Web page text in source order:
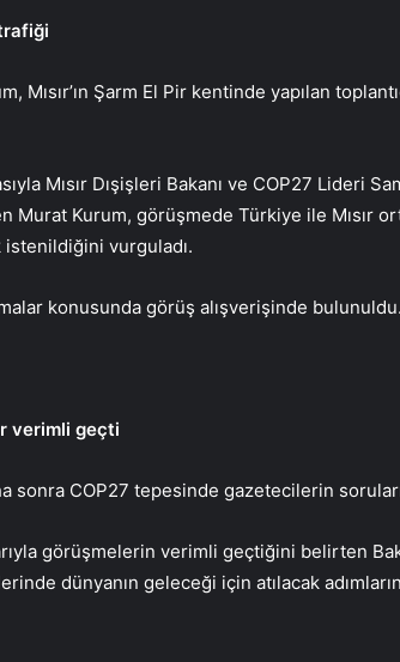
Mısır’ın Şarm El Pir kentinde yapılan
Mısır Dışişleri Bakanı ve COP27 Lideri
Murat Kurum, görüşmede Türkiye ile Mısır
vurguladı.
konusunda görüş alışverişinde bulunuldu.
verimli geçti
sonra COP27 tepesinde gazetecilerin
görüşmelerin verimli geçtiğini belirten
dünyanın geleceği için atılacak adımların